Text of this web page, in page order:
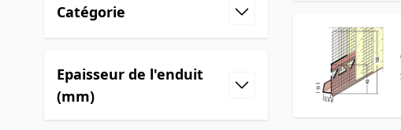
Catégorie
Epaisseur de l'enduit
(mm)